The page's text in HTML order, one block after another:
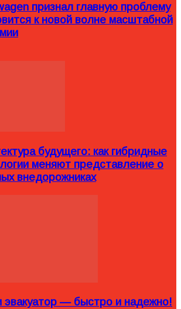
признал главную проблему
к новой волне масштабной
будущего: как гибридные
меняют представление о
внедорожниках
эвакуатор — быстро и надежно!